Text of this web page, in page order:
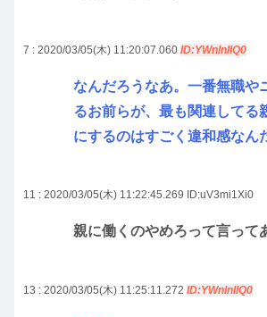
7 : 2020/03/05(木) 11:20:07.060 ID:YWnlnIIQ0
なんだろうなあ。一番無職や
るお前らが、最も関連してる
にするのはすごく違和感なん
11 : 2020/03/05(木) 11:22:45.269 ID:uV3mi1Xi0
親に働くのやめろって言って
13 : 2020/03/05(木) 11:25:11.272 ID:YWnlnIIQ0